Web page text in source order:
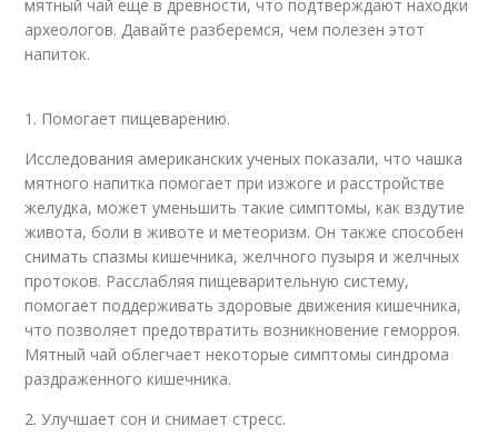
мятный чай еще в древности, что подтверждают находки
археологов. Давайте разберемся, чем полезен этот
напиток.
1. Помогает пищеварению.
Исследования американских ученых показали, что чашка
мятного напитка помогает при изжоге и расстройстве
желудка, может уменьшить такие симптомы, как вздутие
живота, боли в животе и метеоризм. Он также способен
снимать спазмы кишечника, желчного пузыря и желчных
протоков. Расслабляя пищеварительную систему,
помогает поддерживать здоровые движения кишечника,
что позволяет предотвратить возникновение геморроя.
Мятный чай облегчает некоторые симптомы синдрома
раздраженного кишечника.
2. Улучшает сон и снимает стресс.